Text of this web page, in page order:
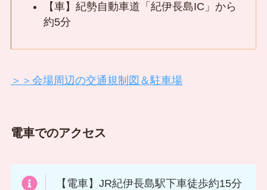
【車】紀勢自動車道「紀伊長島IC」から
約5分
＞＞会場周辺の交通規制図＆駐車場
電車でのアクセス
【電車】JR紀伊長島駅下車徒歩約15分